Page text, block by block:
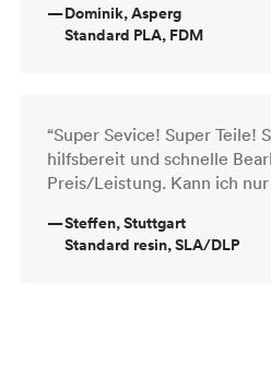
—Dominik, Asperg
Standard PLA, FDM
“Super Sevice! Super Teile!
hilfsbereit und schnelle
Preis/Leistung. Kann ich
—Steffen, Stuttgart
Standard resin, SLA/DLP